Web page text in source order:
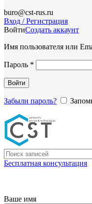
buro@cst-rus.ru
Вход / Регистрация
ВойтиСоздать аккаунт
Имя пользователя или
Пароль *
Войти
Забыли пароль?
Бесплатная консультация
Ваше имя